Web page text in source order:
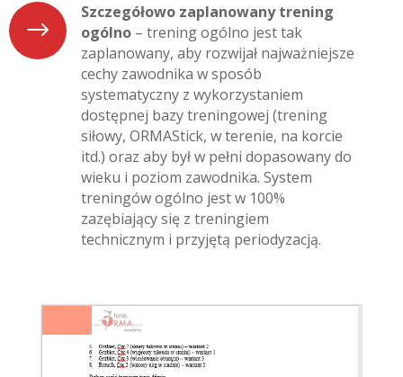
$
Szczegółowo zaplanowany trening
ogólno– trening ogólno jest tak
zaplanowany, aby rozwijał najważniejsze
cechy zawodnika w sposób
systematyczny z wykorzystaniem
dostępnej bazy treningowej (trening
siłowy, ORMAStick, w terenie, na korcie
itd.) oraz aby był w pełni dopasowany do
wieku i poziom zawodnika. System
treningów ogólno jest w 100%
zazębiający się z treningiem
technicznym i przyjętą periodyzacją.